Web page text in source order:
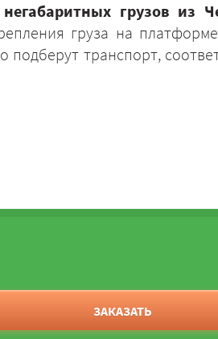
негабаритных грузов из
груза на
подберут транспорт,
ЗАКАЗАТЬ